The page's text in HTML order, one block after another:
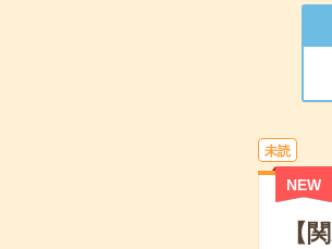
未読
NEW
【